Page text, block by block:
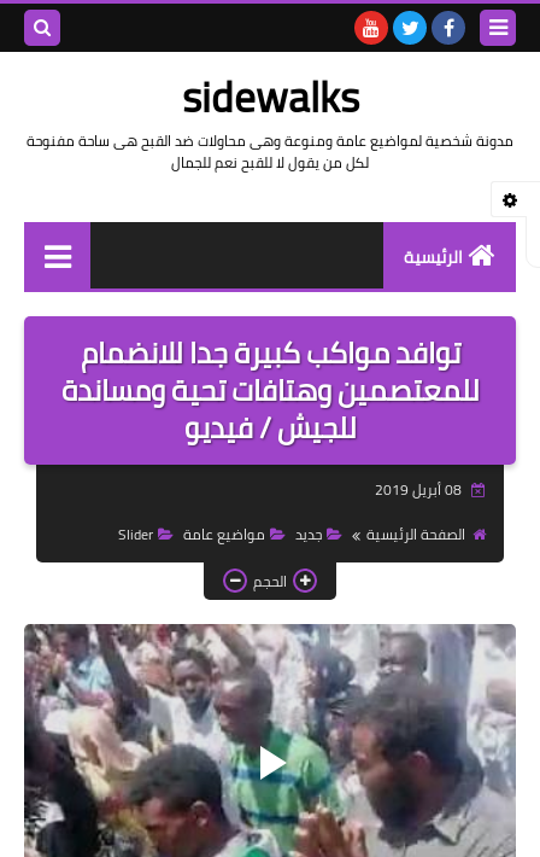
sidewalks
مدونة شخصية لمواضيع عامة ومنوعة وهى محاولات ضد القبح هى ساحة مفنوحة
لكل من يقول لا للقبح نعم للجمال
الرئيسية
توثيق وتاريخ
بيانات
تقارير
خواطر بالعامية
خواطر قصصية
صور
علوم وبحوث
فيديو
مجرد راى
منوعات
توافد مواكب كبيرة جدا للانضمام
للمعتصمين وهتافات تحية ومساندة
للجيش / فيديو
08 أبريل 2019
الصفحة الرئيسية
جديد مواضيع عامة
Slider
الحجم